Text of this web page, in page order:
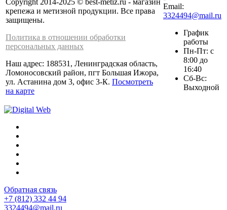
крепежа и метизной продукции. Все права
защищены.
Политика в отношении обработки
персональных данных
Наш адрес: 188531, Ленинградская область,
Ломоносовский район, пгт Большая Ижора,
ул. Астанина дом 3, офис 3-К. Посмотреть
на карте
Email:
3324494@mail.ru
График
работы
Пн-Пт: с
8:00 до
16:40
Сб-Вс:
Выходной
Обратная связь
+7 (812) 332 44 94
3324494@mail.ru